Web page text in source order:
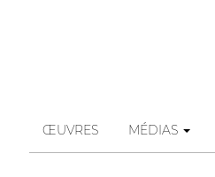
ŒUVRES MÉDIAS